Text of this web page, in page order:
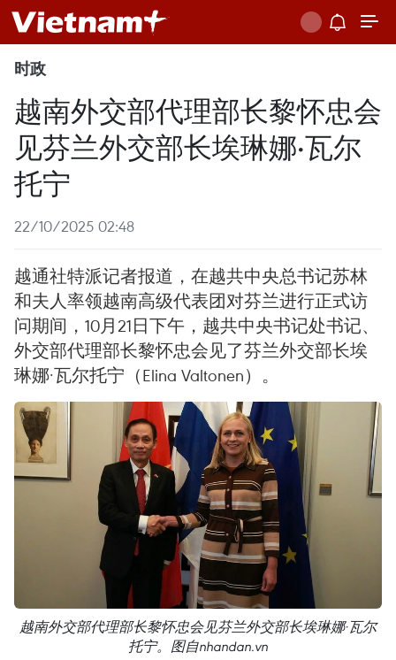
时政
越南外交部代理部长黎怀忠会
见芬兰外交部长埃琳娜·瓦尔
托宁
22/10/2025 02:48
越通社特派记者报道，在越共中央总书记苏林
和夫人率领越南高级代表团对芬兰进行正式访
问期间，10月21日下午，越共中央书记处书记、
外交部代理部长黎怀忠会见了芬兰外交部长埃
琳娜·瓦尔托宁（Elina Valtonen）。
越南外交部代理部长黎怀忠会见芬兰外交部长埃琳娜·瓦尔
托宁。图自nhandan.vn